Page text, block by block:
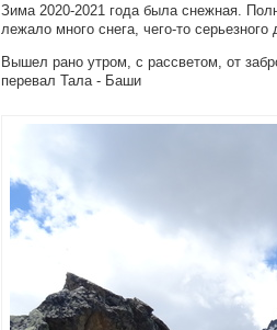
Зима 2020-2021 года была снежная.
лежало много снега, чего-то
Вышел рано утром, с рассветом, от
перевал Тала - Баши